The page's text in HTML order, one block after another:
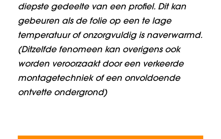
diepste gedeelte van een profiel. Dit kan
gebeuren als de folie op een te lage
temperatuur of onzorgvuldig is naverwarmd.
(Ditzelfde fenomeen kan overigens ook
worden veroorzaakt door een verkeerde
montagetechniek of een onvoldoende
ontvette ondergrond)